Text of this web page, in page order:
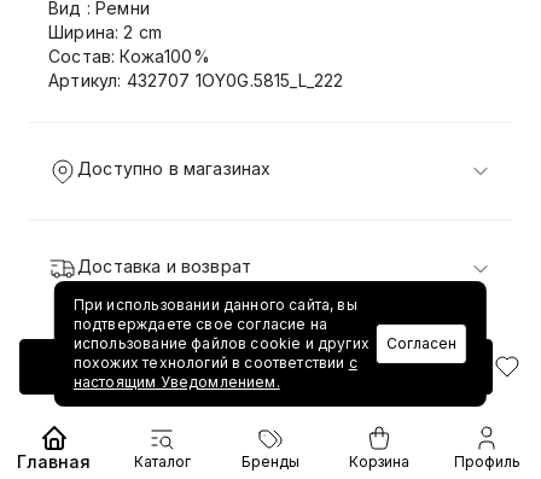
Добавить в корзину
Вид : Ремни
Ширина: 2 cm
Состав: Кожа100%
Артикул: 432707 1OY0G.5815_L_222
Доступно в магазинах
Доставка и возврат
При использовании данного сайта, вы
подтверждаете свое согласие на
использование файлов cookie и других
похожих технологий в соответствии с
настоящим Уведомлением.
Согласен
Главная Каталог Бренды Корзина Профиль